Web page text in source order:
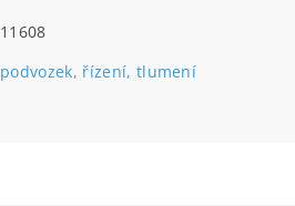
11608
podvozek, řízení, tlumení